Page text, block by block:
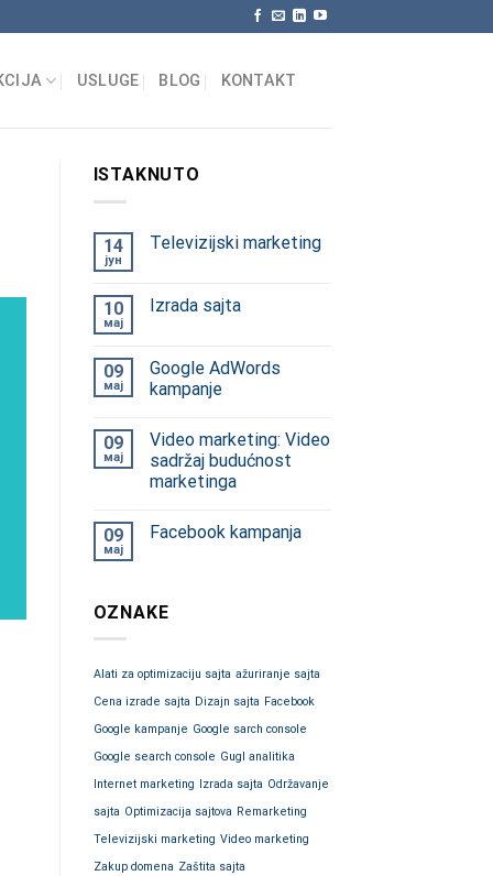
USLUGE BLOG KONTAKT
ISTAKNUTO
14
јун
Televizijski marketing
10
мај
Izrada sajta
09
мај
Google AdWords
kampanje
09
мај
Video marketing: Video
sadržaj budućnost
marketinga
09
мај
Facebook kampanja
OZNAKE
Alati za optimizaciju sajta ažuriranje sajta
Cena izrade sajta Dizajn sajta Facebook
Google kampanje Google sarch console
Google search console Gugl analitika
Internet marketing
Izrada sajta Održavanje
sajta Optimizacija sajtova Remarketing
Televizijski marketing Video marketing
Zakup domena Zaštita sajta